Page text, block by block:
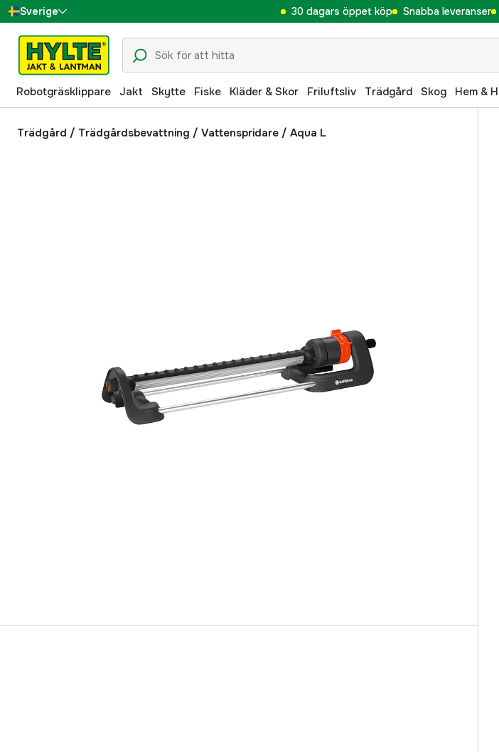
Sverige
Danmark
Suomi
Norge
Deutschland
30 dagars öppet köp Snabba leveranser
Robotgräsklippare Jakt Skytte Fiske Kläder & Skor Friluftsliv Trädgård Skog Hem &
Trädgård / Trädgårdsbevattning / Vattenspridare / Aqua L